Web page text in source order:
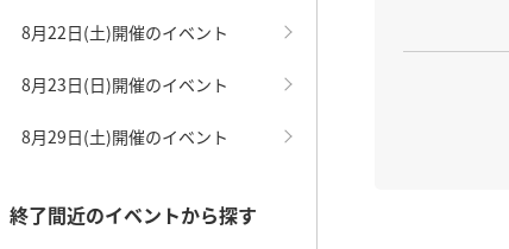
8月22日(土)開催のイベント
8月23日(日)開催のイベント
8月29日(土)開催のイベント
終了間近のイベントから探す